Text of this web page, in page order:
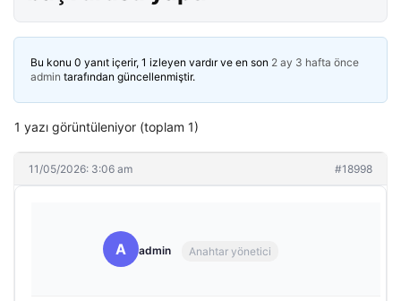
Bu konu 0 yanıt içerir, 1 izleyen vardır ve en son 2 ay 3 hafta önce
admin tarafından güncellenmiştir.
1 yazı görüntüleniyor (toplam 1)
11/05/2026: 3:06 am #18998
A admin Anahtar yönetici